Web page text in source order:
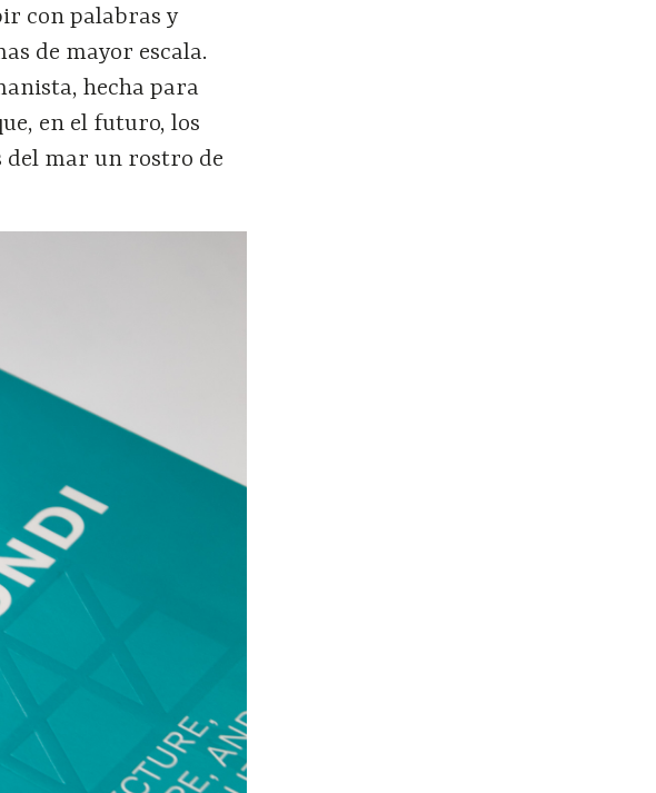
con palabras y
de mayor escala.
hecha para
en el futuro, los
del mar un rostro de